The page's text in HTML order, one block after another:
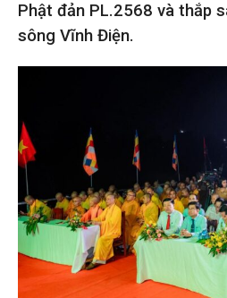
Phật đản PL.2568 và thắp
sông Vĩnh Điện.